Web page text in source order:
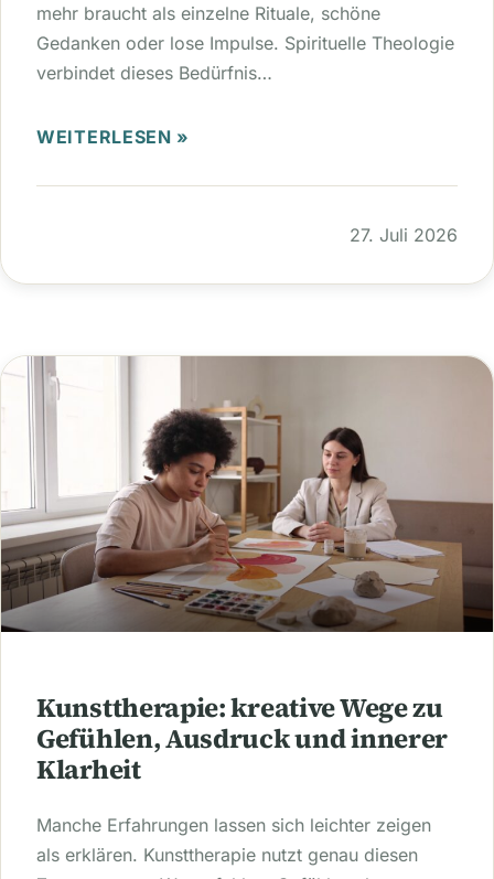
mehr braucht als einzelne Rituale, schöne
Gedanken oder lose Impulse. Spirituelle Theologie
verbindet dieses Bedürfnis…
WEITERLESEN »
27. Juli 2026
Kunsttherapie: kreative Wege zu
Gefühlen, Ausdruck und innerer
Klarheit
Manche Erfahrungen lassen sich leichter zeigen
als erklären. Kunsttherapie nutzt genau diesen